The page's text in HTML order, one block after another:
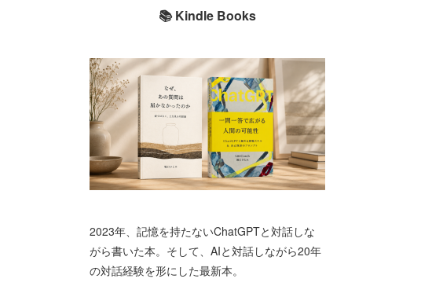
📚 Kindle Books
2023年、記憶を持たないChatGPTと対話しな
がら書いた本。そして、AIと対話しながら20年
の対話経験を形にした最新本。